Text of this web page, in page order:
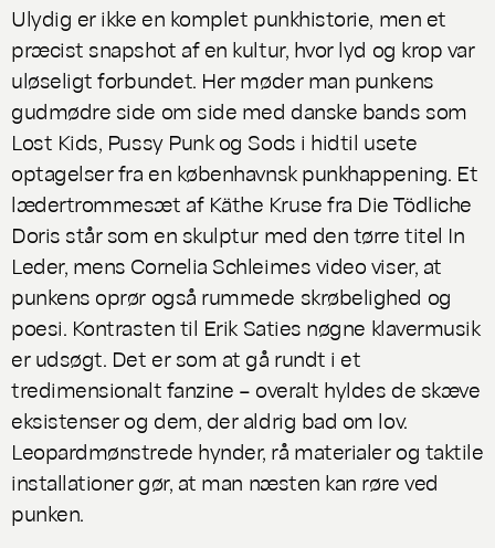
Ulydig er ikke en komplet punkhistorie, men et
præcist snapshot af en kultur, hvor lyd og krop var
uløseligt forbundet. Her møder man punkens
gudmødre side om side med danske bands som
Lost Kids, Pussy Punk og Sods i hidtil usete
optagelser fra en københavnsk punkhappening. Et
lædertrommesæt af Käthe Kruse fra Die Tödliche
Doris står som en skulptur med den tørre titel In
Leder, mens Cornelia Schleimes video viser, at
punkens oprør også rummede skrøbelighed og
poesi. Kontrasten til Erik Saties nøgne klavermusik
er udsøgt. Det er som at gå rundt i et
tredimensionalt fanzine – overalt hyldes de skæve
eksistenser og dem, der aldrig bad om lov.
Leopardmønstrede hynder, rå materialer og taktile
installationer gør, at man næsten kan røre ved
punken.